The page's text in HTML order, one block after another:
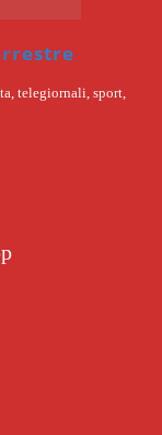
telegiornali, sport,